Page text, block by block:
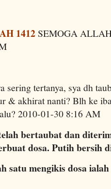
1412SEMOGA
sering tertanya, sya dh
& akhirat nanti? Blh ke
2010-01-30 8:16 AM
bertaubat dan
dosa. Putih bersih
satu mengikis dosa